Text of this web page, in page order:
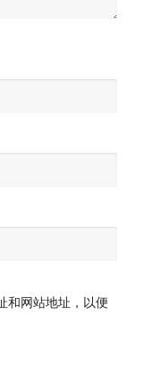
和网站地址，以便